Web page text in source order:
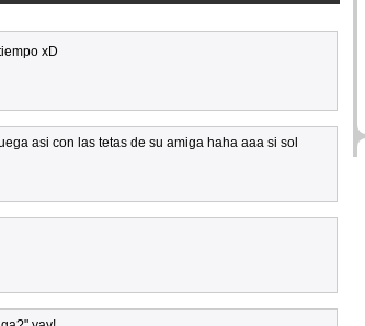
xD
asi con las tetas de su amiga haha aaa si sol